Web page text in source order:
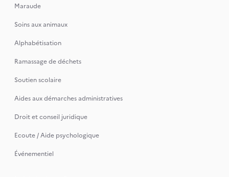
Maraude
Soins aux animaux
Alphabétisation
Ramassage de déchets
Soutien scolaire
Aides aux démarches administratives
Droit et conseil juridique
Ecoute / Aide psychologique
Événementiel